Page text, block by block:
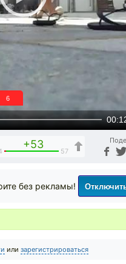
5
+53
57
без рекламы!
или зарегистрироваться